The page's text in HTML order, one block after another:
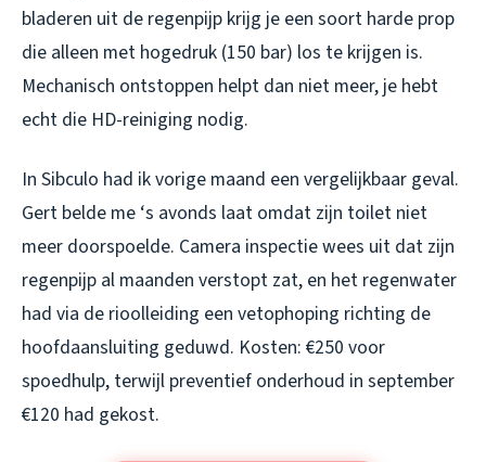
bladeren uit de regenpijp krijg je een soort harde prop
die alleen met hogedruk (150 bar) los te krijgen is.
Mechanisch ontstoppen helpt dan niet meer, je hebt
echt die HD-reiniging nodig.
In Sibculo had ik vorige maand een vergelijkbaar geval.
Gert belde me ‘s avonds laat omdat zijn toilet niet
meer doorspoelde. Camera inspectie wees uit dat zijn
regenpijp al maanden verstopt zat, en het regenwater
had via de rioolleiding een vetophoping richting de
hoofdaansluiting geduwd. Kosten: €250 voor
spoedhulp, terwijl preventief onderhoud in september
€120 had gekost.